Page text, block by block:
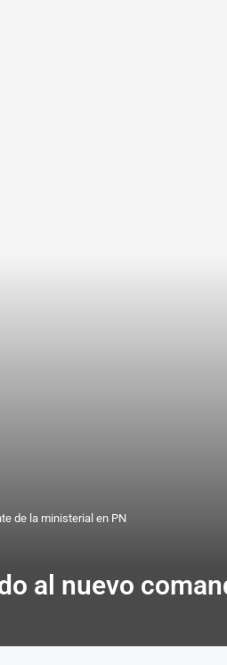
de la ministerial en PN
al nuevo